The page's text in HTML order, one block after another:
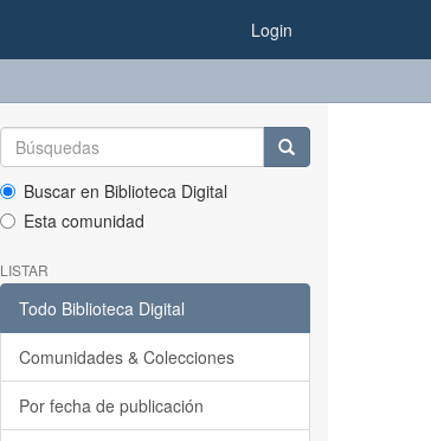
Login
Buscar en Biblioteca Digital
Esta comunidad
LISTAR
Todo Biblioteca Digital
Comunidades & Colecciones
Por fecha de publicación